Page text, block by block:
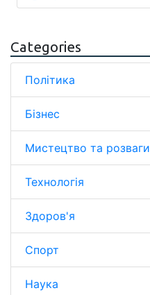
Categories
Політика
Бізнес
Мистецтво та розваги
Технологія
Здоров'я
Спорт
Наука